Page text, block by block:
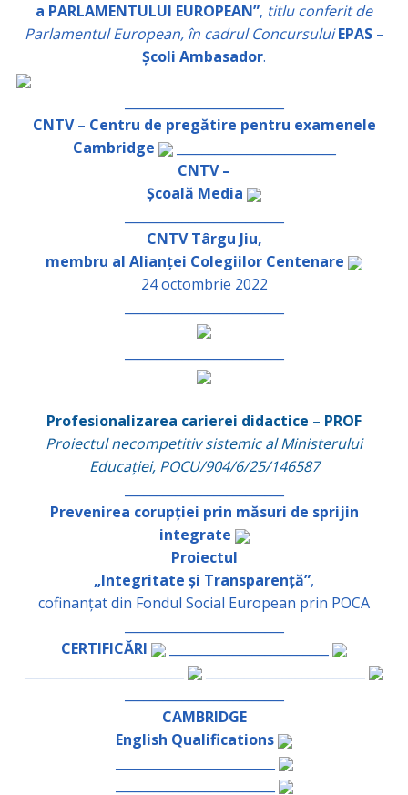
a PARLAMENTULUI EUROPEAN”, titlu conferit de
Parlamentul European, în cadrul Concursului EPAS –
Școli Ambasador.
CNTV – Centru de pregătire pentru examenele
Cambridge
_________________________
CNTV –
Școală Media
CNTV Târgu Jiu,
membru al Alianței Colegiilor Centenare
24 octombrie 2022
Profesionalizarea carierei didactice – PROF
Proiectul necompetitiv sistemic al Ministerului
Educației, POCU/904/6/25/146587
Prevenirea corupției prin măsuri de sprijin
integrate
Proiectul
„Integritate și Transparență”,
cofinanțat din Fondul Social European prin POCA
CERTIFICĂRI
CAMBRIDGE
English Qualifications